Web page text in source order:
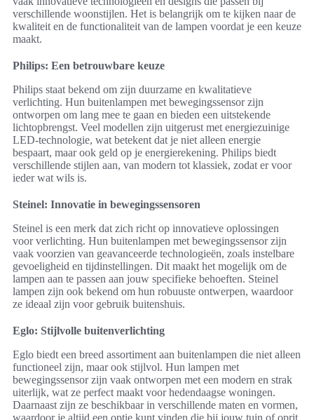
verschillende woonstijlen. Het is belangrijk om te kijken naar de
kwaliteit en de functionaliteit van de lampen voordat je een keuze
maakt.
Philips: Een betrouwbare keuze
Philips staat bekend om zijn duurzame en kwalitatieve
verlichting. Hun buitenlampen met bewegingssensor zijn
ontworpen om lang mee te gaan en bieden een uitstekende
lichtopbrengst. Veel modellen zijn uitgerust met energiezuinige
LED-technologie, wat betekent dat je niet alleen energie
bespaart, maar ook geld op je energierekening. Philips biedt
verschillende stijlen aan, van modern tot klassiek, zodat er voor
ieder wat wils is.
Steinel: Innovatie in bewegingssensoren
Steinel is een merk dat zich richt op innovatieve oplossingen
voor verlichting. Hun buitenlampen met bewegingssensor zijn
vaak voorzien van geavanceerde technologieën, zoals instelbare
gevoeligheid en tijdinstellingen. Dit maakt het mogelijk om de
lampen aan te passen aan jouw specifieke behoeften. Steinel
lampen zijn ook bekend om hun robuuste ontwerpen, waardoor
ze ideaal zijn voor gebruik buitenshuis.
Eglo: Stijlvolle buitenverlichting
Eglo biedt een breed assortiment aan buitenlampen die niet alleen
functioneel zijn, maar ook stijlvol. Hun lampen met
bewegingssensor zijn vaak ontworpen met een modern en strak
uiterlijk, wat ze perfect maakt voor hedendaagse woningen.
Daarnaast zijn ze beschikbaar in verschillende maten en vormen,
waardoor je altijd een optie kunt vinden die bij jouw tuin of oprit